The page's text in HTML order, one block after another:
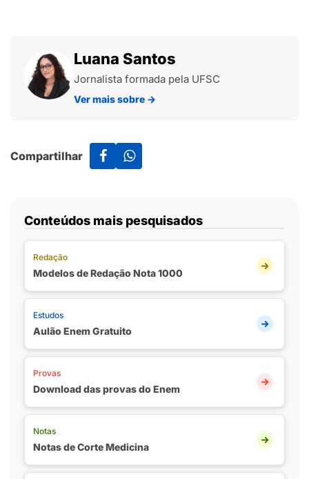
Luana Santos
Jornalista formada pela UFSC
Ver mais sobre →
Compartilhar
Conteúdos mais pesquisados
Redação
Modelos de Redação Nota 1000
Estudos
Aulão Enem Gratuito
Provas
Download das provas do Enem
Notas
Notas de Corte Medicina